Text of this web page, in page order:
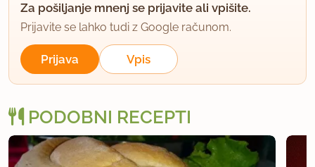
Za pošiljanje mnenj se prijavite ali vpišite.
Prijavite se lahko tudi z Google računom.
Prijava Vpis
PODOBNI RECEPTI